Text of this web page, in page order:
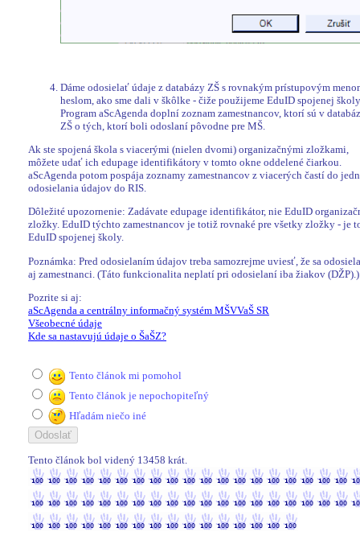
Dáme odosielať údaje z databázy ZŠ s rovnakým prístupovým
heslom, ako sme dali v škôlke - čiže použijeme EduID spojenej
Program aScAgenda doplní zoznam zamestnancov, ktorí sú v
ZŠ o tých, ktorí boli odoslaní pôvodne pre MŠ.
Ak ste spojená škola s viacerými (nielen dvomi) organizačnými zložkami,
môžete udať ich edupage identifikátory v tomto okne oddelené čiarkou.
aScAgenda potom pospája zoznamy zamestnancov z viacerých častí do
odosielania údajov do RIS.
Dôležité upozornenie: Zadávate edupage identifikátor, nie EduID
zložky. EduID týchto zamestnancov je totiž rovnaké pre všetky zložky - je
EduID spojenej školy.
Poznámka: Pred odosielaním údajov treba samozrejme uviesť, že sa
aj zamestnanci. (Táto funkcionalita neplatí pri odosielaní iba žiakov (DŽP).)
Pozrite si aj:
aScAgenda a centrálny informačný systém MŠVVaŠ SR
Všeobecné údaje
Kde sa nastavujú údaje o ŠaŠZ?
Tento článok mi pomohol
Tento článok je nepochopiteľný
Hľadám niečo iné
Tento článok bol videný 13458 krát.